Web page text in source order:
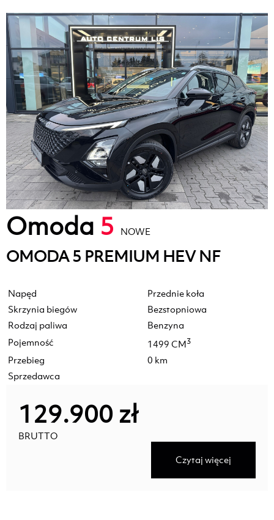
Omoda 5 NOWE
OMODA 5 PREMIUM HEV NF
Napęd
Przednie koła
Skrzynia biegów
Bezstopniowa
Rodzaj paliwa
Benzyna
Pojemność
1499 CM3
Przebieg
0 km
Sprzedawca
129.900 zł
BRUTTO
Czytaj więcej